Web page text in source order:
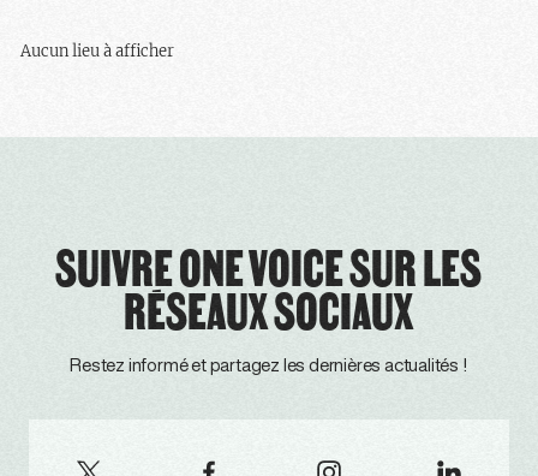
Aucun lieu à afficher
SUIVRE ONE VOICE SUR LES
RÉSEAUX SOCIAUX
Restez informé et partagez les dernières actualités !